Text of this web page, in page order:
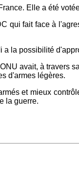
Elle a été
qui fait face à
a la possibilité
avait, à travers
d'armes légères.
et mieux
la guerre.